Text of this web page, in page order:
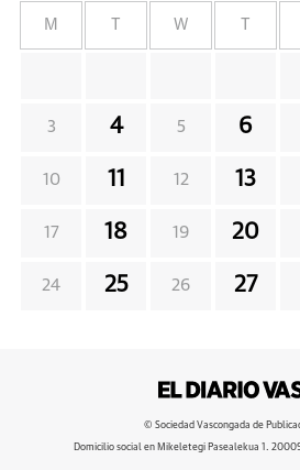
M W
3 4 5 6
10 11 12 13
17 18 19 20
24 25 26 27
© Sociedad Vascongada de
Domicilio social en Mikeletegi Pasealekua 1.